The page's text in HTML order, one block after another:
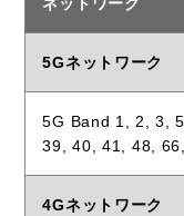
ネットワーク
5Gネットワーク
5G Band 1, 2, 3,
39, 40, 41, 48,
4Gネットワーク